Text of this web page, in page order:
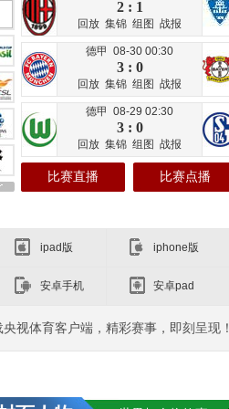
2 : 1
回放 集锦 组图 战报
德甲 08-30 00:30
3 : 0
回放 集锦 组图 战报
德甲 08-29 02:30
3 : 0
回放 集锦 组图 战报
比赛直播 比赛点播
ipad版 iphone版
安卓手机 安卓pad
央视体育客户端，精彩赛事，即刻呈现！